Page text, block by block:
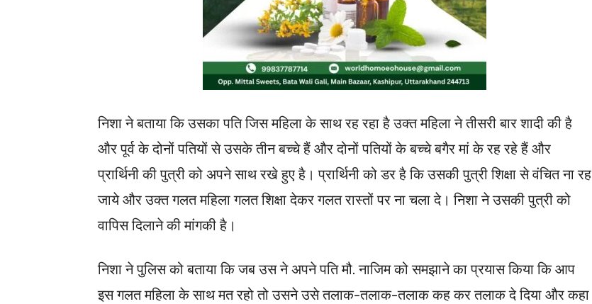
निशा ने बताया कि उसका पति जिस महिला के साथ रह रहा है उक्त महिला ने तीसरी बार शादी की है
और पूर्व के दोनों पतियों से उसके तीन बच्चे हैं और दोनों पतियों के बच्चे बगैर मां के रह रहे हैं और
प्रार्थिनी की पुत्री को अपने साथ रखे हुए है। प्रार्थिनी को डर है कि उसकी पुत्री शिक्षा से वंचित ना रह
जाये और उक्त गलत महिला गलत शिक्षा देकर गलत रास्तों पर ना चला दे। निशा ने उसकी पुत्री को
वापिस दिलाने की मांगकी है।
निशा ने पुलिस को बताया कि जब उस ने अपने पति मौ. नाजिम को समझाने का प्रयास किया कि आप
इस गलत महिला के साथ मत रहो तो उसने उसे तलाक-तलाक-तलाक कह कर तलाक दे दिया और कहा